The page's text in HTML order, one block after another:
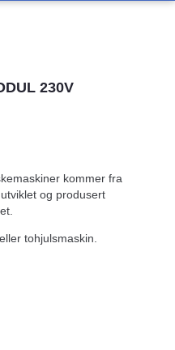
230V
kommer fra
og produsert
tohjulsmaskin.